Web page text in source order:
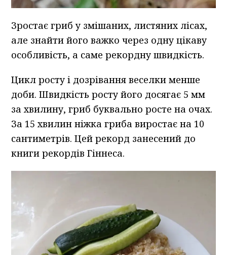
Зростає гриб у змішаних, листяних лісах,
але знайти його важко через одну цікаву
особливість, а саме рекордну швидкість.
Цикл росту і дозрівання веселки менше
доби. Швидкість росту його досягає 5 мм
за хвилину, гриб буквально росте на очах.
За 15 хвилин ніжка гриба виростає на 10
сантиметрів. Цей рекорд занесений до
книги рекордів Гіннеса.